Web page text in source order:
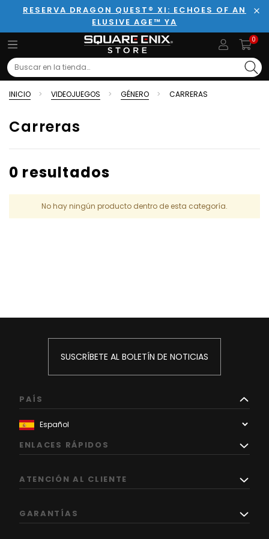
RESERVA DRAGON QUEST® XI: ECHOES OF AN
ELUSIVE AGE™ YA
0
Search
INICIO VIDEOJUEGOS GÉNERO CARRERAS
Carreras
0 resultados
No hay ningún producto dentro de esta categoría.
SUSCRÍBETE AL BOLETÍN DE NOTICIAS
PAÍS
ENLACES RÁPIDOS
ATENCIÓN AL CLIENTE
GARANTÍAS